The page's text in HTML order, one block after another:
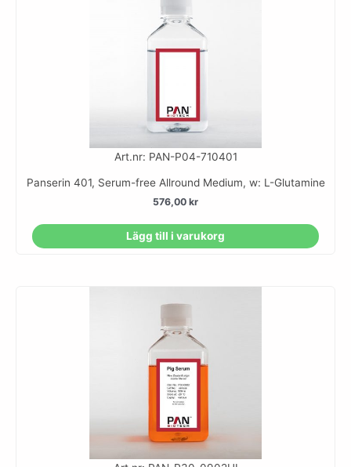
Art.nr: PAN-P04-710401
Panserin 401, Serum-free Allround Medium, w: L-Glutamine
576,00 kr
Lägg till i varukorg